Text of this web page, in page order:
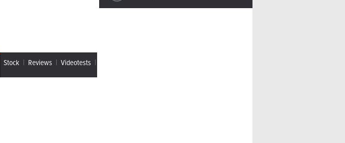
Stock Reviews Videotests